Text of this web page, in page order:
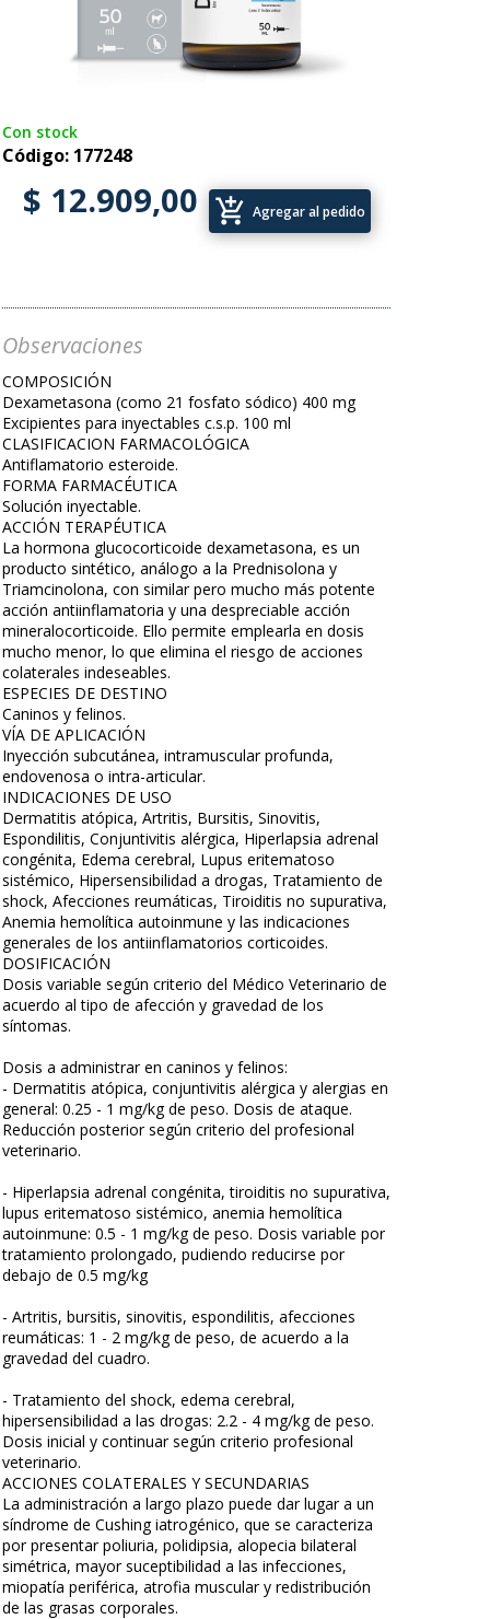
Con stock
Código: 177248
$ 12.909,00 add_shopping_cart Agregar al pedido
Observaciones
COMPOSICIÓN
Dexametasona (como 21 fosfato sódico) 400 mg
Excipientes para inyectables c.s.p. 100 ml
CLASIFICACION FARMACOLÓGICA
Antiflamatorio esteroide.
FORMA FARMACÉUTICA
Solución inyectable.
ACCIÓN TERAPÉUTICA
La hormona glucocorticoide dexametasona, es un
producto sintético, análogo a la Prednisolona y
Triamcinolona, con similar pero mucho más potente
acción antiinflamatoria y una despreciable acción
mineralocorticoide. Ello permite emplearla en dosis
mucho menor, lo que elimina el riesgo de acciones
colaterales indeseables.
ESPECIES DE DESTINO
Caninos y felinos.
VÍA DE APLICACIÓN
Inyección subcutánea, intramuscular profunda,
endovenosa o intra-articular.
INDICACIONES DE USO
Dermatitis atópica, Artritis, Bursitis, Sinovitis,
Espondilitis, Conjuntivitis alérgica, Hiperlapsia adrenal
congénita, Edema cerebral, Lupus eritematoso
sistémico, Hipersensibilidad a drogas, Tratamiento de
shock, Afecciones reumáticas, Tiroiditis no supurativa,
Anemia hemolítica autoinmune y las indicaciones
generales de los antiinflamatorios corticoides.
DOSIFICACIÓN
Dosis variable según criterio del Médico Veterinario de
acuerdo al tipo de afección y gravedad de los
síntomas.
Dosis a administrar en caninos y felinos:
- Dermatitis atópica, conjuntivitis alérgica y alergias en
general: 0.25 - 1 mg/kg de peso. Dosis de ataque.
Reducción posterior según criterio del profesional
veterinario.
- Hiperlapsia adrenal congénita, tiroiditis no supurativa,
lupus eritematoso sistémico, anemia hemolítica
autoinmune: 0.5 - 1 mg/kg de peso. Dosis variable por
tratamiento prolongado, pudiendo reducirse por
debajo de 0.5 mg/kg
- Artritis, bursitis, sinovitis, espondilitis, afecciones
reumáticas: 1 - 2 mg/kg de peso, de acuerdo a la
gravedad del cuadro.
- Tratamiento del shock, edema cerebral,
hipersensibilidad a las drogas: 2.2 - 4 mg/kg de peso.
Dosis inicial y continuar según criterio profesional
veterinario.
ACCIONES COLATERALES Y SECUNDARIAS
La administración a largo plazo puede dar lugar a un
síndrome de Cushing iatrogénico, que se caracteriza
por presentar poliuria, polidipsia, alopecia bilateral
simétrica, mayor suceptibilidad a las infecciones,
miopatía periférica, atrofia muscular y redistribución
de las grasas corporales.